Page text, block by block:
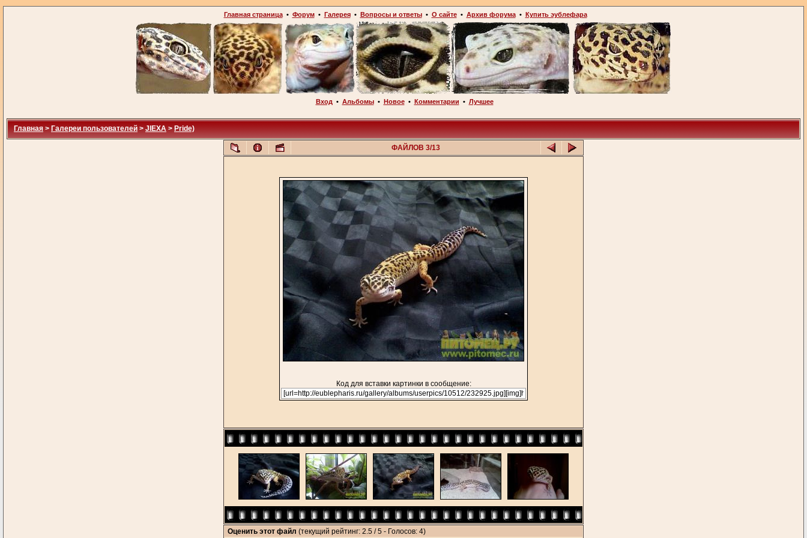
Главная страница• Форум• Галерея• Вопросы и ответы• О сайте• Архив форума• Купить эублефара
Вход • Альбомы• Новое• Комментарии • Лучшее
Главная > Галереи пользователей > JIEXA > Pride)
ФАЙЛОВ 3/13
Код для вставки картинки в сообщение:
Оценить этот файл (текущий рейтинг: 2.5 / 5 - Голосов: 4)